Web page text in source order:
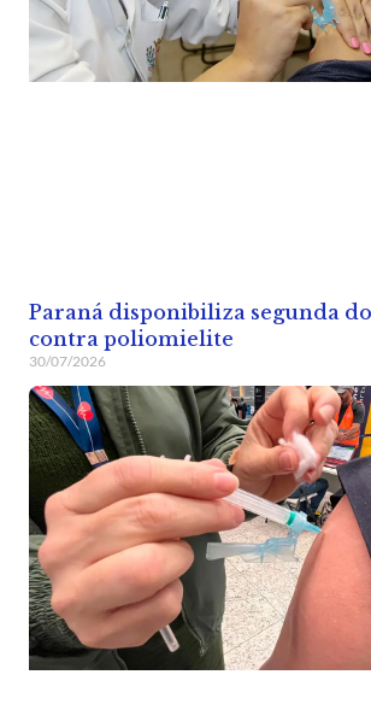
Paraná disponibiliza segunda
contra poliomielite
30/07/2026